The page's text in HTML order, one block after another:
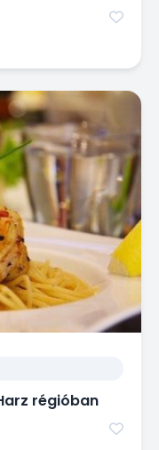
régióban